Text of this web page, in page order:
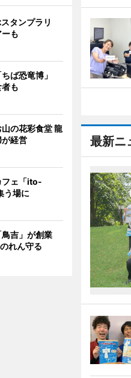
最新ニ
タンプラリ
も
ちば恐竜博」
も
の花彩食堂 龍
経営
フェ「ito-
場に
吉」が創業
れん守る